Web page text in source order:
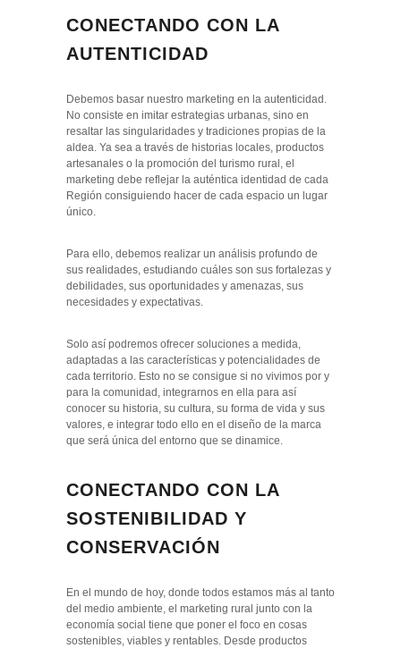
CONECTANDO CON LA
AUTENTICIDAD
Debemos basar nuestro marketing en la autenticidad.
No consiste en imitar estrategias urbanas, sino en
resaltar las singularidades y tradiciones propias de la
aldea. Ya sea a través de historias locales, productos
artesanales o la promoción del turismo rural, el
marketing debe reflejar la auténtica identidad de cada
Región consiguiendo hacer de cada espacio un lugar
único.
Para ello, debemos realizar un análisis profundo de
sus realidades, estudiando cuáles son sus fortalezas y
debilidades, sus oportunidades y amenazas, sus
necesidades y expectativas.
Solo así podremos ofrecer soluciones a medida,
adaptadas a las características y potencialidades de
cada territorio. Esto no se consigue si no vivimos por y
para la comunidad, integrarnos en ella para así
conocer su historia, su cultura, su forma de vida y sus
valores, e integrar todo ello en el diseño de la marca
que será única del entorno que se dinamice.
CONECTANDO CON LA
SOSTENIBILIDAD Y
CONSERVACIÓN
En el mundo de hoy, donde todos estamos más al tanto
del medio ambiente, el marketing rural junto con la
economía social tiene que poner el foco en cosas
sostenibles, viables y rentables. Desde productos